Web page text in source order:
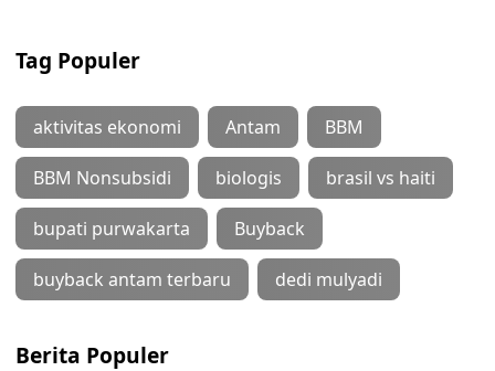
Tag Populer
aktivitas ekonomi Antam BBM
BBM Nonsubsidi biologis brasil vs haiti
bupati purwakarta Buyback
buyback antam terbaru dedi mulyadi
Berita Populer